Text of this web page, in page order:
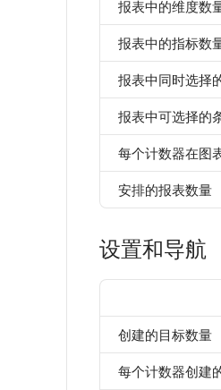
报表中的维度数
报表中的指标数
报表中同时选择
报表中可选择的
每个计数器在图
安排的报表数量
设置和导航
创建的目标数量
每个计数器创建